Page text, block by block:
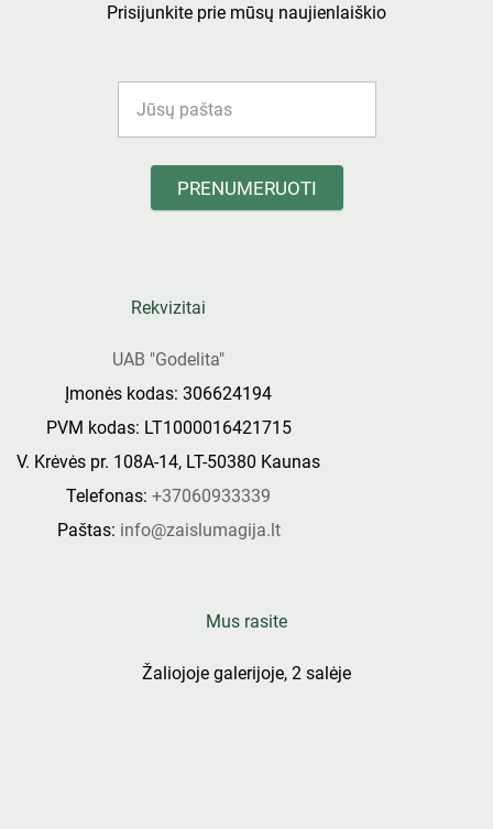
Prisijunkite prie mūsų naujienlaiškio
PRENUMERUOTI
Rekvizitai
UAB "Godelita"
Įmonės kodas: 306624194
PVM kodas: LT1000016421715
V. Krėvės pr. 108A-14, LT-50380 Kaunas
Telefonas: +37060933339
Paštas: info@zaislumagija.lt
Mus rasite
Žaliojoje galerijoje, 2 salėje